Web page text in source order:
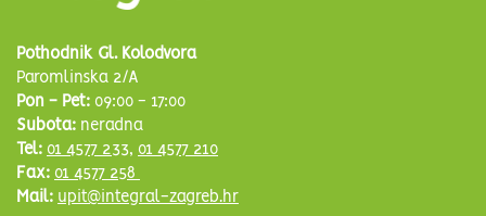
Pothodnik Gl. Kolodvora
Paromlinska 2/A
Pon - Pet: 09:00 - 17:00
Subota: neradna
Tel: 01 4577 233, 01 4577 210
Fax: 01 4577 258
Mail: upit@integral-zagreb.hr